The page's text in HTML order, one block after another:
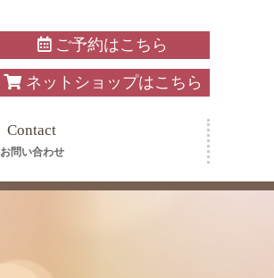
ご予約はこちら
ネットショップはこちら
Contact
お問い合わせ